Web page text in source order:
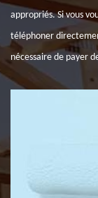
appropriés. Si vous
téléphoner
nécessaire de payer